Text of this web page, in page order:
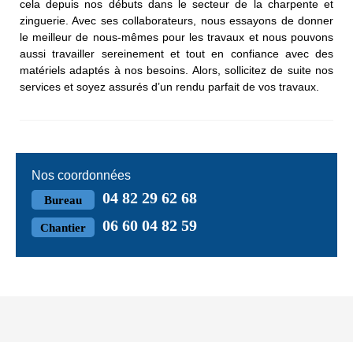
cela depuis nos débuts dans le secteur de la charpente et
zinguerie. Avec ses collaborateurs, nous essayons de donner
le meilleur de nous-mêmes pour les travaux et nous pouvons
aussi travailler sereinement et tout en confiance avec des
matériels adaptés à nos besoins. Alors, sollicitez de suite nos
services et soyez assurés d’un rendu parfait de vos travaux.
Nos coordonnées
Bureau 04 82 29 62 68
Chantier 06 60 04 82 59